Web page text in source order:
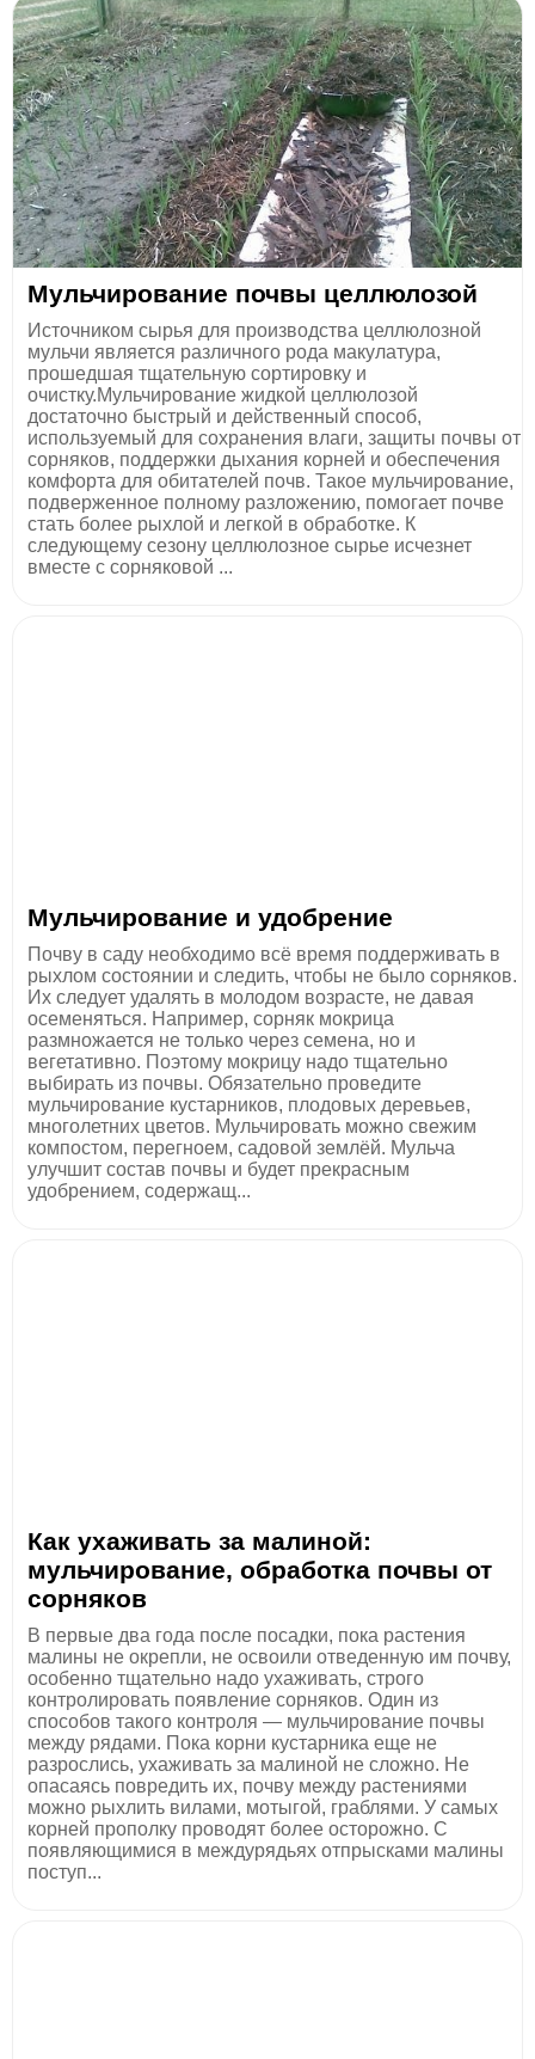
Мульчирование почвы целлюлозой
Источником сырья для производства целлюлозной
мульчи является различного рода макулатура,
прошедшая тщательную сортировку и
очистку.Мульчирование жидкой целлюлозой
достаточно быстрый и действенный способ,
используемый для сохранения влаги, защиты почвы от
сорняков, поддержки дыхания корней и обеспечения
комфорта для обитателей почв. Такое мульчирование,
подверженное полному разложению, помогает почве
стать более рыхлой и легкой в обработке. К
следующему сезону целлюлозное сырье исчезнет
вместе с сорняковой ...
Мульчирование и удобрение
Почву в саду необходимо всё время поддерживать в
рыхлом состоянии и следить, чтобы не было сорняков.
Их следует удалять в молодом возрасте, не давая
осеменяться. Например, сорняк мокрица
размножается не только через семена, но и
вегетативно. Поэтому мокрицу надо тщательно
выбирать из почвы. Обязательно проведите
мульчирование кустарников, плодовых деревьев,
многолетних цветов. Мульчировать можно свежим
компостом, перегноем, садовой землёй. Мульча
улучшит состав почвы и будет прекрасным
удобрением, содержащ...
Как ухаживать за малиной:
мульчирование, обработка почвы от
сорняков
В первые два года после посадки, пока растения
малины не окрепли, не освоили отведенную им почву,
особенно тщательно надо ухаживать, строго
контролировать появление сорняков. Один из
способов такого контроля — мульчирование почвы
между рядами. Пока корни кустарника еще не
разрослись, ухаживать за малиной не сложно. Не
опасаясь повредить их, почву между растениями
можно рыхлить вилами, мотыгой, граблями. У самых
корней прополку проводят более осторожно. С
появляющимися в междурядьях отпрысками малины
поступ...